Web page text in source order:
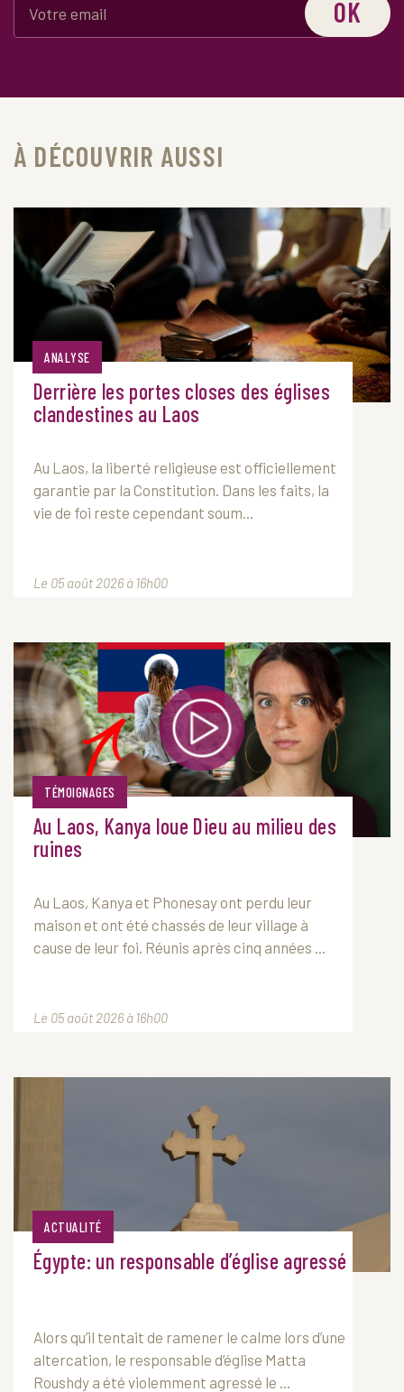
OK
À DÉCOUVRIR AUSSI
ANALYSE
Derrière les portes closes des églises
clandestines au Laos
Au Laos, la liberté religieuse est officiellement
garantie par la Constitution. Dans les faits, la
vie de foi reste cependant soum...
Le 05 août 2026 à 16h00
TÉMOIGNAGES
Au Laos, Kanya loue Dieu au milieu des
ruines
Au Laos, Kanya et Phonesay ont perdu leur
maison et ont été chassés de leur village à
cause de leur foi. Réunis après cinq années ...
Le 05 août 2026 à 16h00
ACTUALITÉ
Égypte: un responsable d’église agressé
Alors qu’il tentait de ramener le calme lors d’une
altercation, le responsable d’église Matta
Roushdy a été violemment agressé le ...